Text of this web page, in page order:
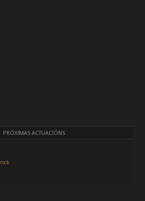
PRÓXIMAS ACTUACIÓNS